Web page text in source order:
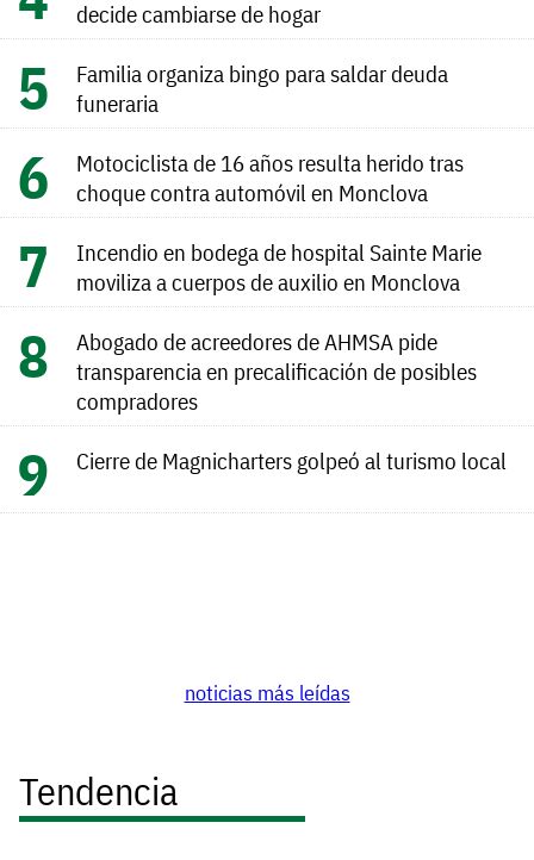
decide cambiarse de hogar
Familia organiza bingo para saldar deuda
funeraria
Motociclista de 16 años resulta herido tras
choque contra automóvil en Monclova
Incendio en bodega de hospital Sainte Marie
moviliza a cuerpos de auxilio en Monclova
Abogado de acreedores de AHMSA pide
transparencia en precalificación de posibles
compradores
Cierre de Magnicharters golpeó al turismo local
noticias más leídas
Tendencia